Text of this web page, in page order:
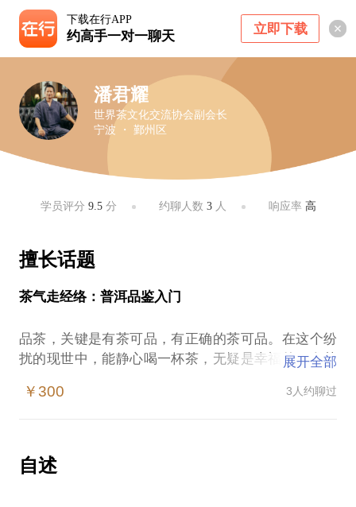
下载在行APP
约高手一对一聊天 立即下载
潘君耀
世界茶文化交流协会副会长
宁波 ・ 鄞州区
学员评分 9.5分 约聊人数 3人 响应率 高
擅长话题
茶气走经络：普洱品鉴入门
品茶，关键是有茶可品，有正确的茶可品。在这个纷
扰的现世中，能静心喝一杯茶，无疑是幸福的。尤其
感”，“四碗发轻汗”，茶气走经络，洗去你一身凡尘，
入。在这方面，我能为你提供帮助。
其实，好茶自己会说话。我会用收藏多年的普洱茶来
展开全部
￥300 3人约聊过
自述